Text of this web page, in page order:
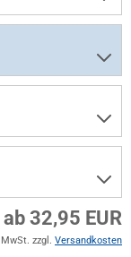
ab 32,95 EUR
zzgl. Versandkosten